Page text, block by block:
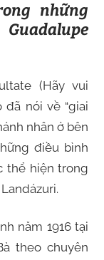
những
(Hãy vui
đã nói về “giai
nhân ở bên
điều bình
thể hiện trong
năm 1916 tại
theo chuyên